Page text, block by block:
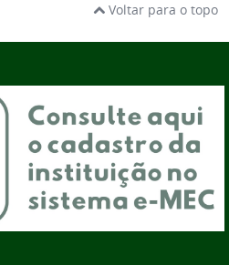
Voltar para o topo